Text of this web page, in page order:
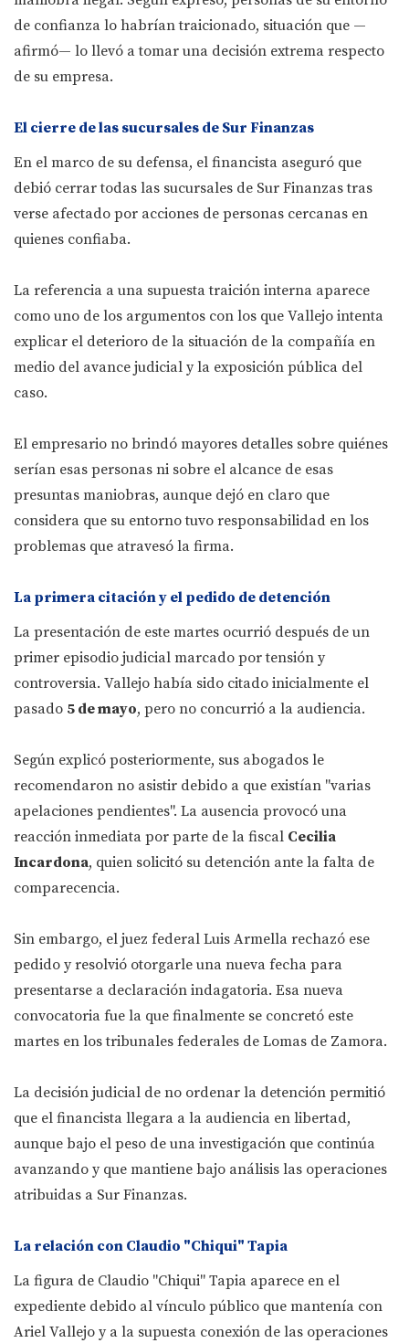
de confianza lo habrían traicionado, situación que —
afirmó— lo llevó a tomar una decisión extrema respecto
de su empresa.
El cierre de las sucursales de Sur Finanzas
En el marco de su defensa, el financista aseguró que
debió cerrar todas las sucursales de Sur Finanzas tras
verse afectado por acciones de personas cercanas en
quienes confiaba.
La referencia a una supuesta traición interna aparece
como uno de los argumentos con los que Vallejo intenta
explicar el deterioro de la situación de la compañía en
medio del avance judicial y la exposición pública del
caso.
El empresario no brindó mayores detalles sobre quiénes
serían esas personas ni sobre el alcance de esas
presuntas maniobras, aunque dejó en claro que
considera que su entorno tuvo responsabilidad en los
problemas que atravesó la firma.
La primera citación y el pedido de detención
La presentación de este martes ocurrió después de un
primer episodio judicial marcado por tensión y
controversia. Vallejo había sido citado inicialmente el
pasado 5 de mayo, pero no concurrió a la audiencia.
Según explicó posteriormente, sus abogados le
recomendaron no asistir debido a que existían "varias
apelaciones pendientes". La ausencia provocó una
reacción inmediata por parte de la fiscal Cecilia
Incardona, quien solicitó su detención ante la falta de
comparecencia.
Sin embargo, el juez federal Luis Armella rechazó ese
pedido y resolvió otorgarle una nueva fecha para
presentarse a declaración indagatoria. Esa nueva
convocatoria fue la que finalmente se concretó este
martes en los tribunales federales de Lomas de Zamora.
La decisión judicial de no ordenar la detención permitió
que el financista llegara a la audiencia en libertad,
aunque bajo el peso de una investigación que continúa
avanzando y que mantiene bajo análisis las operaciones
atribuidas a Sur Finanzas.
La relación con Claudio "Chiqui" Tapia
La figura de Claudio "Chiqui" Tapia aparece en el
expediente debido al vínculo público que mantenía con
Ariel Vallejo y a la supuesta conexión de las operaciones